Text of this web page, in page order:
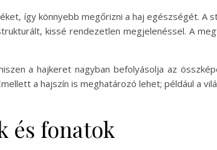
így könnyebb megőrizni a haj egészségét. A
kissé rendezetlen megjelenéssel. A
a hajkeret nagyban befolyásolja az
a hajszín is meghatározó lehet; például a
és fonatok